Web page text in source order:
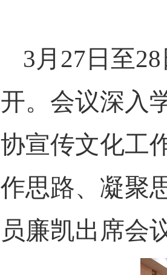
3月27日 至
开。会议深入
协宣传文化工
作思路、凝聚
员廉凯出席会